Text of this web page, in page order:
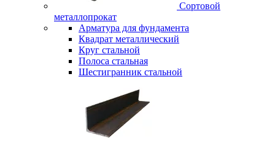
Сортовой
металлопрокат
Арматура для фундамента
Квадрат металлический
Круг стальной
Полоса стальная
Шестигранник стальной